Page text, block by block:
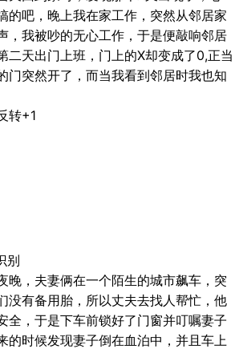
的吧，晚上我在家工作，突然从邻居家
，我被吵的无心工作，于是便敲响邻居
二天出门上班，门上的X却变成了0,正当
门突然开了，而当我看到邻居时我也知
转+1
别
晚，夫妻俩在一个陌生的城市飙车，突
没有备用胎，所以丈夫去找人帮忙，他
全，于是下车前锁好了门窗并叮嘱妻子
的时候发现妻子倒在血泊中，并且车上